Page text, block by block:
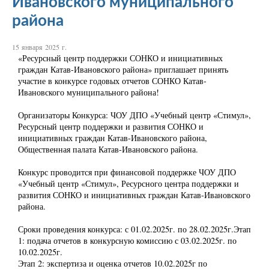
района
15 января 2025 г.
«Ресурсный центр поддержки СОНКО и инициативных
граждан Катав-Ивановского района» приглашает принять
участие в конкурсе годовых отчетов СОНКО Катав-
Ивановского муниципального района!
Организаторы Конкурса: ЧОУ ДПО «Учебный центр «Стимул»,
Ресурсный центр поддержки и развития СОНКО и
инициативных граждан Катав-Ивановского района,
Общественная палата Катав-Ивановского района.
Конкурс проводится при финансовой поддержке ЧОУ ДПО
«Учебный центр «Стимул», Ресурсного центра поддержки и
развития СОНКО и инициативных граждан Катав-Ивановского
района.
Сроки проведения конкурса: с 01.02.2025г. по 28.02.2025г.Этап
1: подача отчетов в конкурсную комиссию с 03.02.2025г. по
10.02.2025г.
Этап 2: экспертиза и оценка отчетов 10.02.2025г по